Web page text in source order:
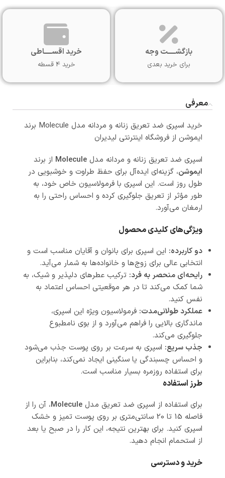
بازگشـــــت وجه
برای خرید بعدی
خرید اقســـــاطی
خرید 4 قسطه
معرفی
خرید اسپری ضد تعریق زنانه و مردانه مدل Molecule برند
ایموشن از فروشگاه اینترنتی لیدیران
اسپری ضد تعریق زنانه و مردانه مدل Molecule از برند
ایموشن، گزینه‌ای ایده‌آل برای حفظ طراوت و خوشبویی در
طول روز است. این اسپری با فرمولاسیون خاص خود، به
طور مؤثر از تعریق جلوگیری کرده و احساس راحتی را به
ارمغان می‌آورد.
ویژگی‌های کلیدی محصول
دو کاربرده: این اسپری برای بانوان و آقایان مناسب است و
انتخابی عالی برای زوج‌ها و خانواده‌ها به شمار می‌آید.
رایحه‌ای منحصر به فرد: ترکیب عطرهای دلپذیر و شیک، به
شما کمک می‌کند تا در هر موقعیتی احساس اعتماد به
نفس کنید.
عملکرد طولانی‌مدت: فرمولاسیون ویژه این اسپری،
ماندگاری بالایی را فراهم می‌آورد و از بوی نامطبوع
جلوگیری می‌کند.
جذب سریع: اسپری به سرعت بر روی پوست جذب می‌شود
و احساس چسبندگی یا سنگینی ایجاد نمی‌کند، بنابراین
برای استفاده روزمره بسیار مناسب است.
طرز استفاده
برای استفاده از اسپری ضد تعریق مدل Molecule، آن را از
فاصله 15 تا 20 سانتی‌متری بر روی پوست تمیز و خشک
اسپری کنید. برای بهترین نتیجه، این کار را در صبح یا بعد
از استحمام انجام دهید.
خرید و دسترسی